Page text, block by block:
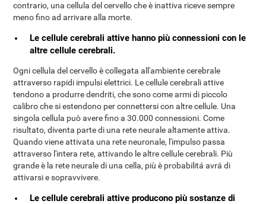
contrario, una cellula del cervello che è inattiva riceve sempre
meno fino ad arrivare alla morte.
Le cellule cerebrali attive hanno più connessioni con le
altre cellule cerebrali.
Ogni cellula del cervello è collegata all'ambiente cerebrale
attraverso rapidi impulsi elettrici. Le cellule cerebrali attive
tendono a produrre dendriti, che sono come armi di piccolo
calibro che si estendono per connettersi con altre cellule. Una
singola cellula può avere fino a 30.000 connessioni. Come
risultato, diventa parte di una rete neurale altamente attiva.
Quando viene attivata una rete neuronale, l'impulso passa
attraverso l'intera rete, attivando le altre cellule cerebrali. Più
grande è la rete neurale di una cella, più è probabilitá avrá di
attivarsi e sopravvivere.
Le cellule cerebrali attive producono più sostanze di